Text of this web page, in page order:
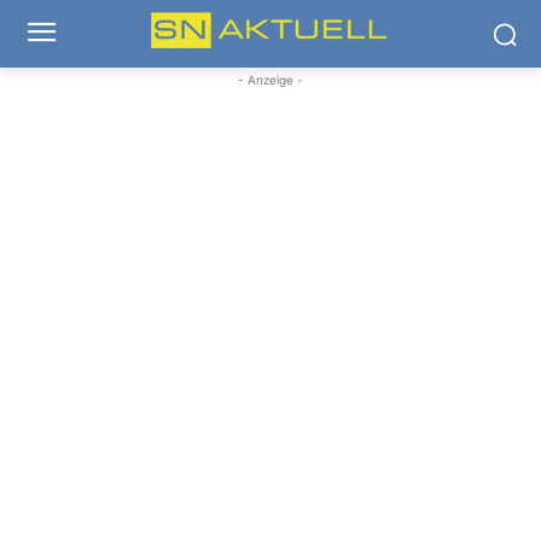
- Anzeige -